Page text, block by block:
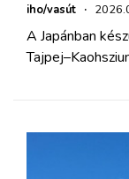
iho/vasút ·
A Japánban